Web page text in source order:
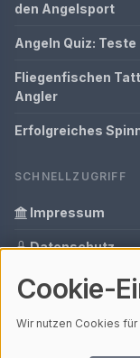
den Angelsport
Angeln Quiz:
Fliegenfischen
Angler
Erfolgreiches
SCHNELLZUGRIFF
Impressum
Datenschutz
Informationen
Ihre
Cookie-
Wir nutzen Cookies für